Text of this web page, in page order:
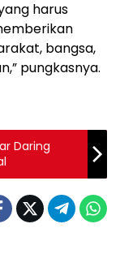
harus
bangsa,
pungkasnya.
Daring